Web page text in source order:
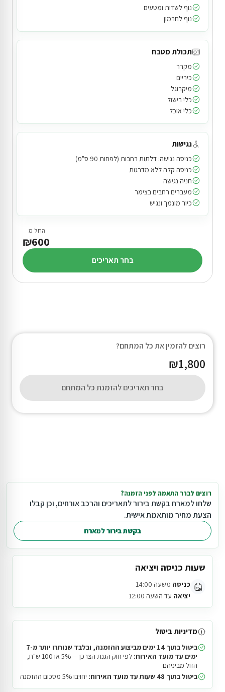
נוף לשדות ומטעים
נוף לחרמון
תכולת מטבח
מקרר
כיריים
מיקרוגל
כלי בישול
כלי אוכל
נגישות
כניסה נגישה: דלתות רחבות (לפחות 90 ס"מ)
כניסה קלה ללא מדרגות
חניה נגישה
מעברים רחבים בצימר
כיור מונמך ונגיש
החל מ
₪600
בחר תאריכים
רוצים להזמין את כל המתחם?
₪1,800
בחר תאריכים להזמנת כל המתחם
רוצים לברר התאמה לפני הזמנה?
שלחו למארח בקשת בירור לתאריכים והרכב אורחים, וכן קבלו
הצעת מחיר מותאמת אישית.
בקשת בירור למארח
שעות כניסה ויציאה
כניסה משעה 14:00
יציאה עד השעה 12:00
מדיניות ביטול
ביטול בתוך 14 ימים מביצוע ההזמנה, ובלבד שנותרו יותר מ-7
ימים עד מועד האירוח:
לפי חוק הגנת הצרכן — 5% או 100 ש"ח,
הזול מביניהם
ביטול בתוך 48 שעות עד מועד האירוח:
יחויבו 5% מסכום ההזמנה